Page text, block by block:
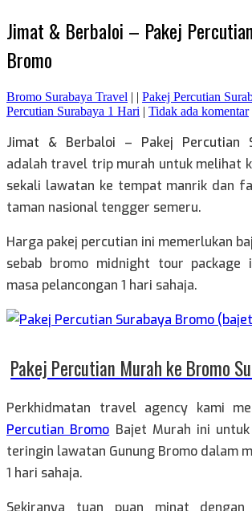
Jimat & Berbaloi – Pakej
Bromo
Bromo Surabaya Travel | | Pakej Percutian
Percutian Surabaya 1 Hari | Tidak ada komentar
Jimat & Berbaloi – Pakej Percutian
adalah travel trip murah untuk melihat
sekali lawatan ke tempat manrik dan
taman nasional tengger semeru.
Harga pakej percutian ini memerlukan
sebab bromo midnight tour package
masa pelancongan 1 hari sahaja.
Pakej Percutian Murah ke Bromo
Perkhidmatan travel agency kami
Percutian Bromo Bajet Murah ini
teringin lawatan Gunung Bromo dalam
1 hari sahaja.
Sekiranya tuan puan minat dengan